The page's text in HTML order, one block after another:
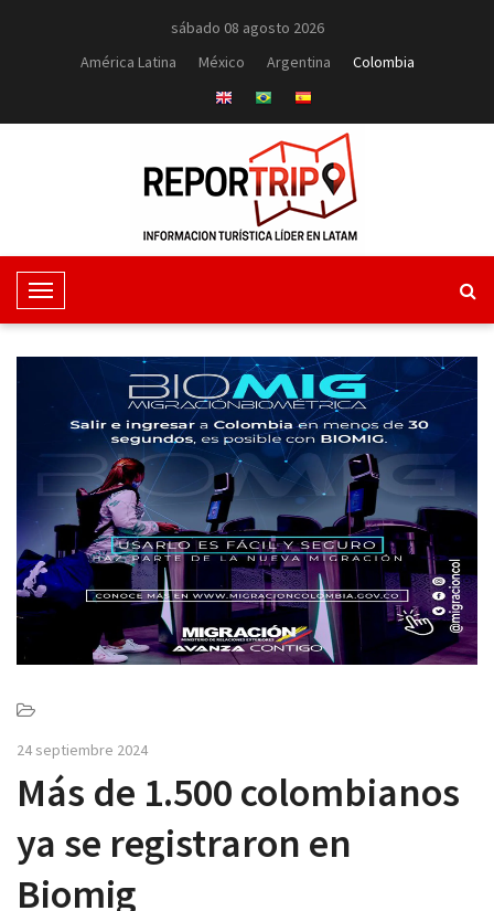
sábado 08 agosto 2026
América Latina
México Argentina Colombia
T
o
i
g
a
t
o
24 septiembre 2024
Más de 1.500 colombianos
ya se registraron en
Biomig